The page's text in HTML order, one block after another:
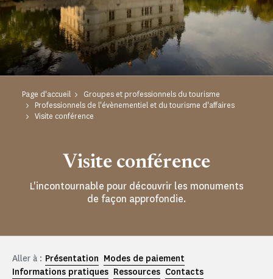
Page d'accueil
Groupes et professionnels du tourisme
Professionnels de l'évènementiel et du tourisme d'affaires
Visite conférence
Visite conférence
L'incontournable pour découvrir les monuments
de façon approfondie.
Aller à : Présentation Modes de paiement
Informations pratiques Ressources Contacts